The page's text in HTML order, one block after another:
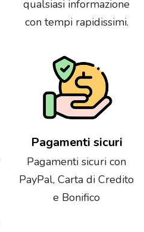
qualsiasi informazione
con tempi rapidissimi.
Pagamenti sicuri
Pagamenti sicuri con
PayPal, Carta di Credito
e Bonifico